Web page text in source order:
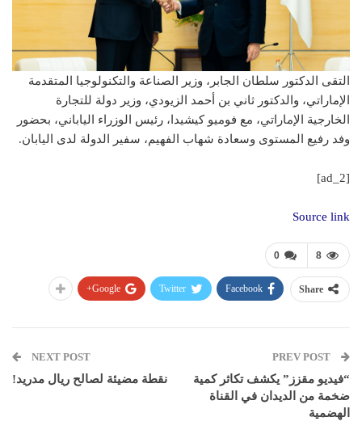
التقى الدكتور سلطان الجابر، وزير الصناعة والتكنولوجيا المتقدمة
الإماراتي، والدكتور ثاني بن أحمد الزيودي، وزير دولة للتجارة
الخارجية الإماراتي، مع فوميو كيشيدا، رئيس الوزراء الياباني، بحضور
وفد رفيع المستوى وسعادة شهاب الفهيم، سفير الدولة لدى اليابان.
[ad_2]
Source link
0 8
Share
Facebook
Twitter
Google+
“فيديو مقزز” يكشف تكاثر كمية
ضخمة من الديدان في القناة
الهضمية
NEXT POST
نقطة مضيئة لصالح ريال مدريد!